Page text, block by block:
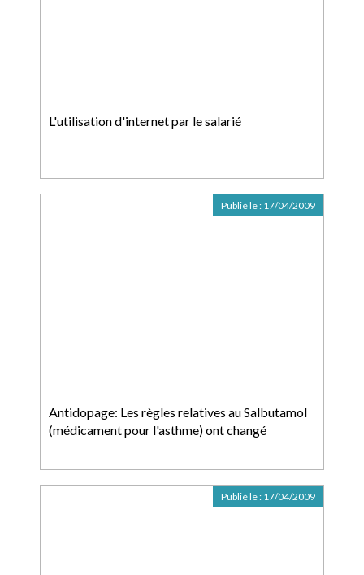
L'utilisation d'internet par le salarié
Antidopage: Les règles relatives au Salbutamol
(médicament pour l'asthme) ont changé
Publié le : 17/04/2009
Publié le : 17/04/2009